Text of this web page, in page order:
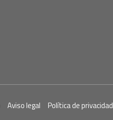
Aviso legal Política de privacidad